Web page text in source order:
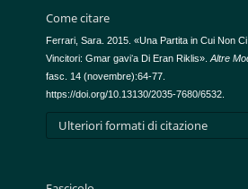
Come citare
Ferrari, Sara. 2015. «Una Partita in Cui Non
Vincitori: Gmar gaviʻa Di Eran Riklis».Altre
fasc. 14 (novembre):64-77.
https://doi.org/10.13130/2035-7680/6532.
Ulteriori formati di citazione